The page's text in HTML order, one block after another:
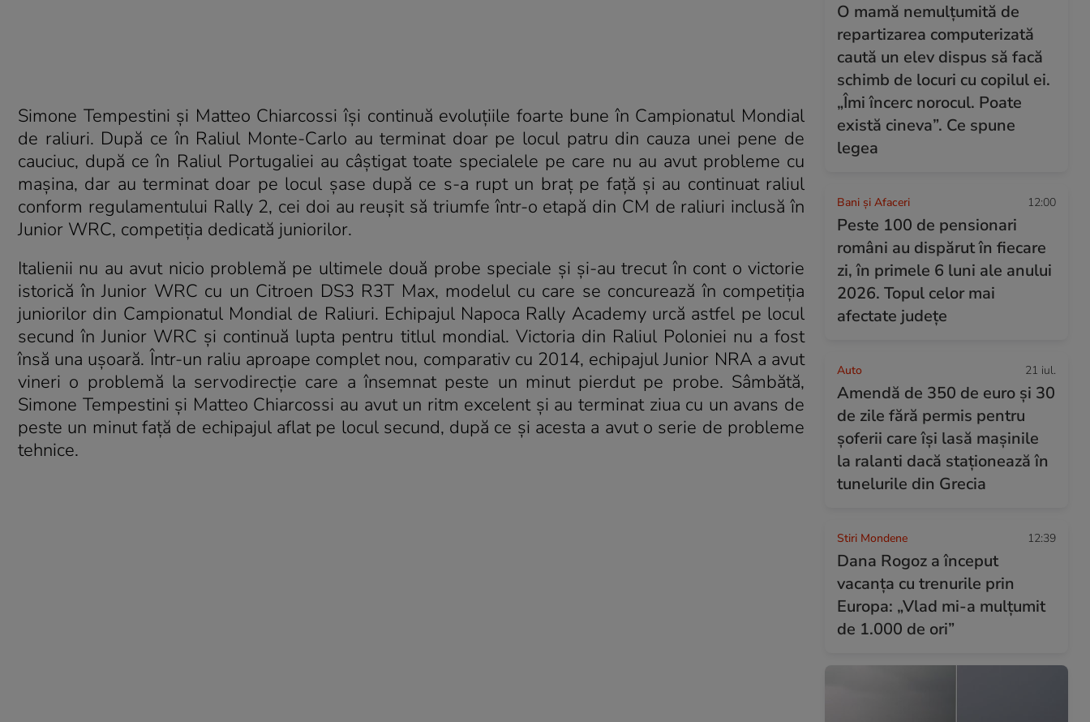
Simone Tempestini și Matteo Chiarcossi își continuă evoluțiile foarte bune în Campionatul Mondial
de raliuri. După ce în Raliul Monte-Carlo au terminat doar pe locul patru din cauza unei pene de
cauciuc, după ce în Raliul Portugaliei au câștigat toate specialele pe care nu au avut probleme cu
mașina, dar au terminat doar pe locul șase după ce s-a rupt un braț pe față și au continuat raliul
conform regulamentului Rally 2, cei doi au reușit să triumfe într-o etapă din CM de raliuri inclusă în
Junior WRC, competiția dedicată juniorilor.
Italienii nu au avut nicio problemă pe ultimele două probe speciale și și-au trecut în cont o victorie
istorică în Junior WRC cu un Citroen DS3 R3T Max, modelul cu care se concurează în competiția
juniorilor din Campionatul Mondial de Raliuri. Echipajul Napoca Rally Academy urcă astfel pe locul
secund în Junior WRC și continuă lupta pentru titlul mondial. Victoria din Raliul Poloniei nu a fost
însă una ușoară. Într-un raliu aproape complet nou, comparativ cu 2014, echipajul Junior NRA a avut
vineri o problemă la servodirecție care a însemnat peste un minut pierdut pe probe. Sâmbătă,
Simone Tempestini și Matteo Chiarcossi au avut un ritm excelent și au terminat ziua cu un avans de
peste un minut față de echipajul aflat pe locul secund, după ce și acesta a avut o serie de probleme
tehnice.
O mamă nemulțumită de
repartizarea computerizată
caută un elev dispus să facă
schimb de locuri cu copilul ei.
„Îmi încerc norocul. Poate
există cineva”. Ce spune
legea
Bani și Afaceri 12:00
Peste 100 de pensionari
români au dispărut în fiecare
zi, în primele 6 luni ale anului
2026. Topul celor mai
afectate județe
Auto 21 iul.
Amendă de 350 de euro și 30
de zile fără permis pentru
șoferii care își lasă mașinile
la ralanti dacă staționează în
tunelurile din Grecia
Stiri Mondene 12:39
Dana Rogoz a început
vacanța cu trenurile prin
Europa: „Vlad mi-a mulțumit
de 1.000 de ori”